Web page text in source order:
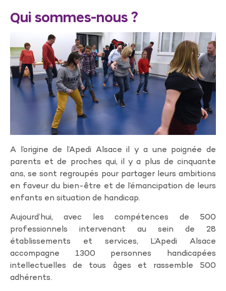
Qui sommes-nous ?
A l’origine de l’Apedi Alsace il y a une poignée de
parents et de proches qui, il y a plus de cinquante
ans, se sont regroupés pour partager leurs ambitions
en faveur du bien-être et de l’émancipation de leurs
enfants en situation de handicap.
Aujourd’hui, avec les compétences de 500
professionnels intervenant au sein de 28
établissements et services, L’Apedi Alsace
accompagne 1300 personnes handicapées
intellectuelles de tous âges et rassemble 500
adhérents.